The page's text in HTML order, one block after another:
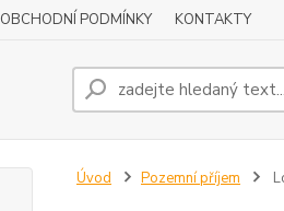
OBCHODNÍ PODMÍNKY KONTAKTY
Úvod Pozemní příjem